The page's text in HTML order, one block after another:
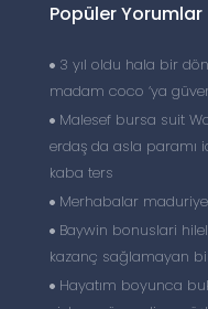
Popüler Yorumlar
3 yıl oldu hala bir
madam coco ‘ya
Malesef bursa suit
erdaş da asla paramı
kaba ters
Merhabalar
Baywin bonuslari
kazanç sağlamayan
Hayatım boyunca